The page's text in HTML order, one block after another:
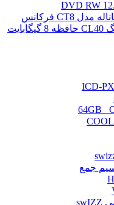
رم کامپیوتر کروشیال تک کاناله مدل CT8 فرکانس
جمع